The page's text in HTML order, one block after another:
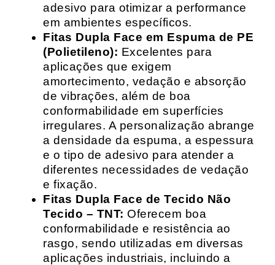
adesivo para otimizar a performance
em ambientes específicos.
Fitas Dupla Face em Espuma de PE
(Polietileno): Excelentes para
aplicações que exigem
amortecimento, vedação e absorção
de vibrações, além de boa
conformabilidade em superfícies
irregulares. A personalização abrange
a densidade da espuma, a espessura
e o tipo de adesivo para atender a
diferentes necessidades de vedação
e fixação.
Fitas Dupla Face de Tecido Não
Tecido – TNT: Oferecem boa
conformabilidade e resistência ao
rasgo, sendo utilizadas em diversas
aplicações industriais, incluindo a